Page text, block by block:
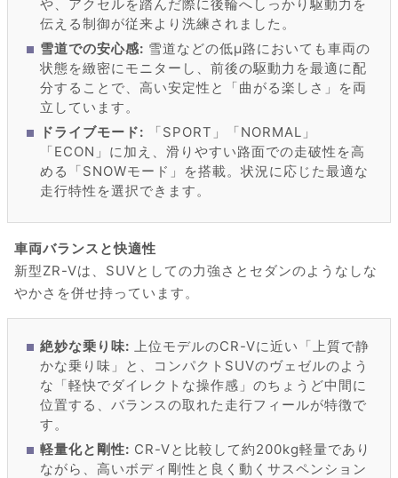
や、アクセルを踏んだ際に後輪へしっかり駆動力を
伝える制御が従来より洗練されました。
雪道での安心感: 雪道などの低μ路においても車両の
状態を緻密にモニターし、前後の駆動力を最適に配
分することで、高い安定性と「曲がる楽しさ」を両
立しています。
ドライブモード: 「SPORT」「NORMAL」
「ECON」に加え、滑りやすい路面での走破性を高
める「SNOWモード」を搭載。状況に応じた最適な
走行特性を選択できます。
車両バランスと快適性
新型ZR-Vは、SUVとしての力強さとセダンのようなしな
やかさを併せ持っています。
絶妙な乗り味: 上位モデルのCR-Vに近い「上質で静
かな乗り味」と、コンパクトSUVのヴェゼルのよう
な「軽快でダイレクトな操作感」のちょうど中間に
位置する、バランスの取れた走行フィールが特徴で
す。
軽量化と剛性: CR-Vと比較して約200kg軽量であり
ながら、高いボディ剛性と良く動くサスペンション